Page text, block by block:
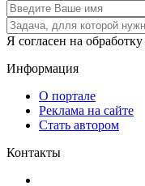
Я согласен на
Информация
О портале
Реклама на сайте
Стать автором
Контакты